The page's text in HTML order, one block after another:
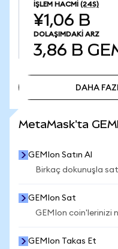
İŞLEM HACMI (24S)
¥1,06 B
DOLAŞIMDAKI ARZ
3,86 B
DAHA
MetaMask'ta
GEMIon Satın Al
Birkaç dokunuşla
GEMIon Sat
GEMIon coin'lerinizi
GEMIon Takas Et